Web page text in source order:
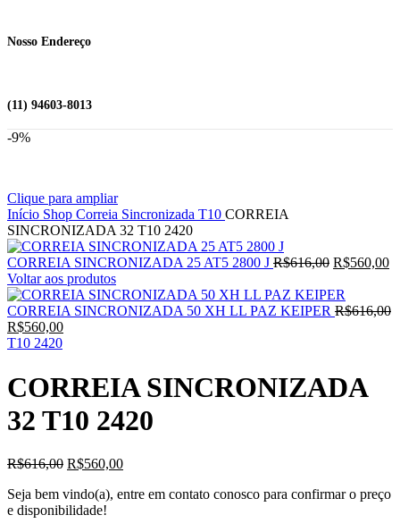
Nosso Endereço
(11) 94603-8013
-9%
Clique para ampliar
Início Shop Correia Sincronizada T10 CORREIA
SINCRONIZADA 32 T10 2420
CORREIA SINCRONIZADA 25 AT5 2800 J R$616,00 O
original
era:
R$560,00O
é:
Voltar aos produtos
CORREIA SINCRONIZADA 50 XH LL PAZ KEIPER R$616,00
O
preço
era:
R$616,00.
R$560,00O
é:
R$560,00.
T10 2420
CORREIA SINCRONIZADA
32 T10 2420
R$616,00 O
original
era:
R$560,00O
atual
Seja bem vindo(a), entre em contato conosco para confirmar o preço
e disponibilidade!